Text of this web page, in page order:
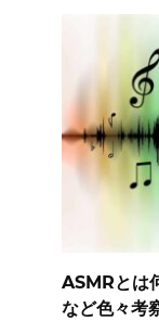
ASMRとは
など色々考